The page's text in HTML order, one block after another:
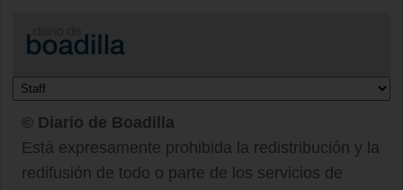
© Diario de Boadilla
Está expresamente prohibida la redistribución y la
redifusión de todo o parte de los servicios de